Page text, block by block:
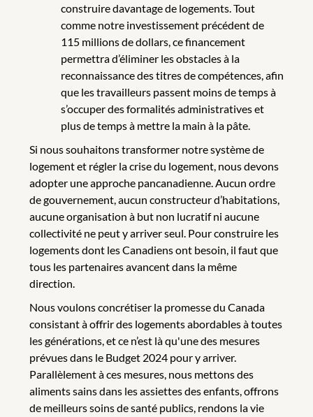
construire davantage de logements. Tout
comme notre investissement précédent de
115 millions de dollars, ce financement
permettra d’éliminer les obstacles à la
reconnaissance des titres de compétences, afin
que les travailleurs passent moins de temps à
s’occuper des formalités administratives et
plus de temps à mettre la main à la pâte.
Si nous souhaitons transformer notre système de
logement et régler la crise du logement, nous devons
adopter une approche pancanadienne. Aucun ordre
de gouvernement, aucun constructeur d’habitations,
aucune organisation à but non lucratif ni aucune
collectivité ne peut y arriver seul. Pour construire les
logements dont les Canadiens ont besoin, il faut que
tous les partenaires avancent dans la même
direction.
Nous voulons concrétiser la promesse du Canada
consistant à offrir des logements abordables à toutes
les générations, et ce n’est là qu'une des mesures
prévues dans le Budget 2024 pour y arriver.
Parallèlement à ces mesures, nous mettons des
aliments sains dans les assiettes des enfants, offrons
de meilleurs soins de santé publics, rendons la vie